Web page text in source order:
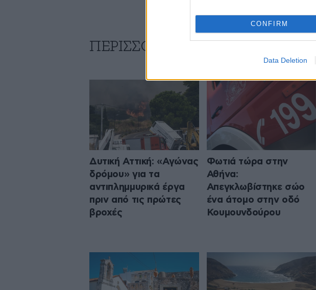
CONFIRM
Data Deletion
ΠΕΡΙΣΣΟΤΕΡΑ ΑΠΟ ΤΗΝ ΕΛΛΑΔΑ
Δυτική Αττική: «Αγώνας
δρόμου» για τα
αντιπλημμυρικά έργα
πριν από τις πρώτες
βροχές
Φωτιά τώρα στην
Αθήνα:
Απεγκλωβίστηκε σώο
ένα άτομο στην οδό
Κουμουνδούρου